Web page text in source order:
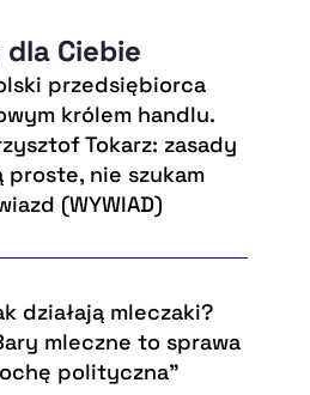
Ciebie
przedsiębiorca
królem handlu.
Tokarz: zasady
proste, nie szukam
(WYWIAD)
działają mleczaki?
mleczne to sprawa
polityczna”